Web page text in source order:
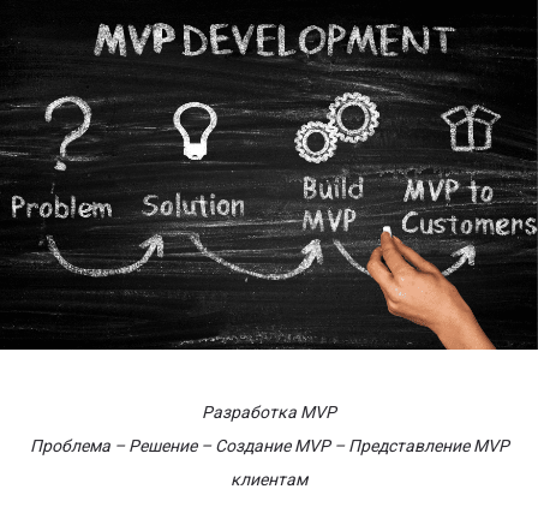
Разработка MVP
Проблема – Решение – Создание MVP – Представление MVP
клиентам